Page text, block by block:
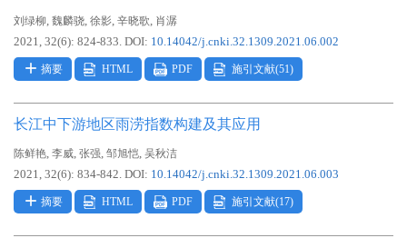
刘绿柳, 魏麟骁, 徐影, 辛晓歌, 肖潺
2021, 32(6): 824-833. DOI: 10.14042/j.cnki.32.1309.2021.06.002
摘要 HTML PDF 施引文献(51)
长江中下游地区雨涝指数构建及其应用
陈鲜艳, 李威, 张强, 邹旭恺, 吴秋洁
2021, 32(6): 834-842. DOI: 10.14042/j.cnki.32.1309.2021.06.003
摘要 HTML PDF 施引文献(17)